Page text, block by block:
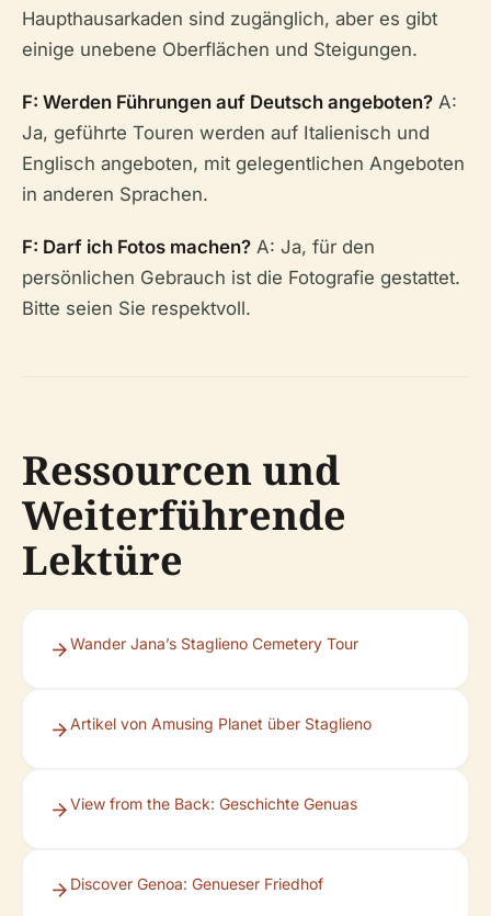
Haupthausarkaden sind zugänglich, aber es gibt
einige unebene Oberflächen und Steigungen.
F: Werden Führungen auf Deutsch angeboten? A:
Ja, geführte Touren werden auf Italienisch und
Englisch angeboten, mit gelegentlichen Angeboten
in anderen Sprachen.
F: Darf ich Fotos machen? A: Ja, für den
persönlichen Gebrauch ist die Fotografie gestattet.
Bitte seien Sie respektvoll.
Ressourcen und
Weiterführende
Lektüre
Wander Jana’s Staglieno Cemetery Tour
Artikel von Amusing Planet über Staglieno
View from the Back: Geschichte Genuas
Discover Genoa: Genueser Friedhof